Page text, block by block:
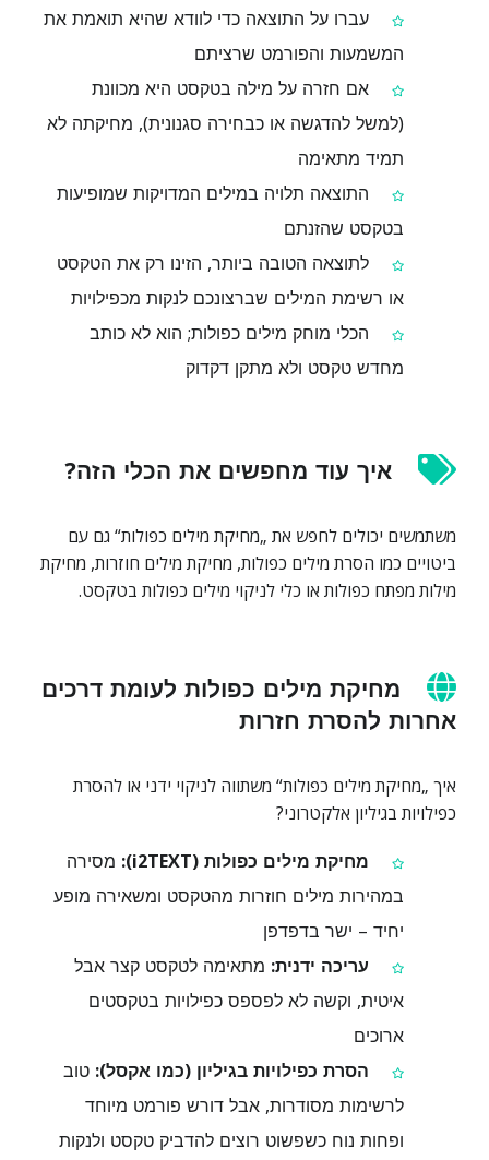
עברו על התוצאה כדי לוודא שהיא תואמת את
המשמעות והפורמט שרציתם
אם חזרה על מילה בטקסט היא מכוונת
(למשל להדגשה או כבחירה סגנונית), מחיקתה לא
תמיד מתאימה
התוצאה תלויה במילים המדויקות שמופיעות
בטקסט שהזנתם
לתוצאה הטובה ביותר, הזינו רק את הטקסט
או רשימת המילים שברצונכם לנקות מכפילויות
הכלי מוחק מילים כפולות; הוא לא כותב
מחדש טקסט ולא מתקן דקדוק
איך עוד מחפשים את הכלי הזה?
משתמשים יכולים לחפש את „מחיקת מילים כפולות“ גם עם
ביטויים כמו הסרת מילים כפולות, מחיקת מילים חוזרות, מחיקת
מילות מפתח כפולות או כלי לניקוי מילים כפולות בטקסט.
מחיקת מילים כפולות לעומת דרכים
אחרות להסרת חזרות
איך „מחיקת מילים כפולות“ משתווה לניקוי ידני או להסרת
כפילויות בגיליון אלקטרוני?
מחיקת מילים כפולות (i2TEXT):
מסירה
במהירות מילים חוזרות מהטקסט ומשאירה מופע
יחיד – ישר בדפדפן
עריכה ידנית: מתאימה לטקסט קצר אבל
איטית, וקשה לא לפספס כפילויות בטקסטים
ארוכים
הסרת כפילויות בגיליון (כמו אקסל):טוב
לרשימות מסודרות, אבל דורש פורמט מיוחד
ופחות נוח כשפשוט רוצים להדביק טקסט ולנקות